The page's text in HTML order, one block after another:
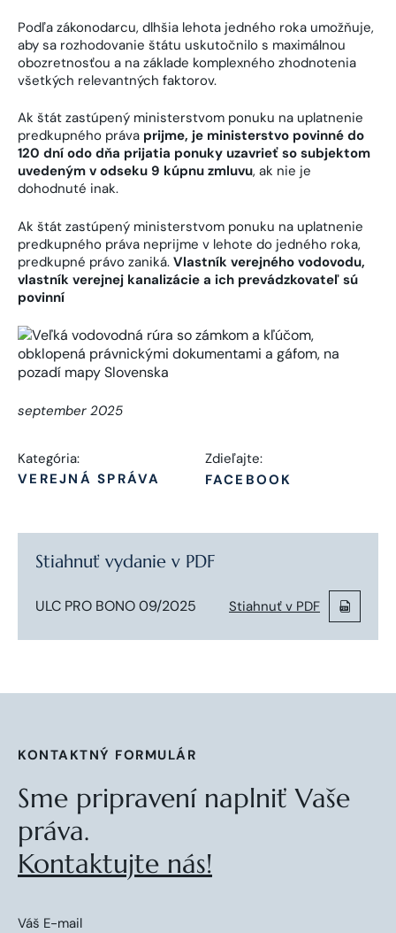
Podľa zákonodarcu, dlhšia lehota jedného roka umožňuje,
aby sa rozhodovanie štátu uskutočnilo s maximálnou
obozretnosťou a na základe komplexného zhodnotenia
všetkých relevantných faktorov.
Ak štát zastúpený ministerstvom ponuku na uplatnenie
predkupného práva prijme, je ministerstvo povinné do
120 dní odo dňa prijatia ponuky uzavrieť so subjektom
uvedeným v odseku 9 kúpnu zmluvu, ak nie je
dohodnuté inak.
Ak štát zastúpený ministerstvom ponuku na uplatnenie
predkupného práva neprijme v lehote do jedného roka,
predkupné právo zaniká. Vlastník verejného vodovodu,
vlastník verejnej kanalizácie a ich prevádzkovateľ sú
povinní
september 2025
Kategória:
VEREJNÁ SPRÁVA
Zdieľajte:
FACEBOOK
Stiahnuť vydanie v PDF
ULC PRO BONO 09/2025 Stiahnuť v PDF
KONTAKTNÝ FORMULÁR
Sme pripravení naplniť Vaše
práva.
Kontaktujte nás!
Váš E-mail